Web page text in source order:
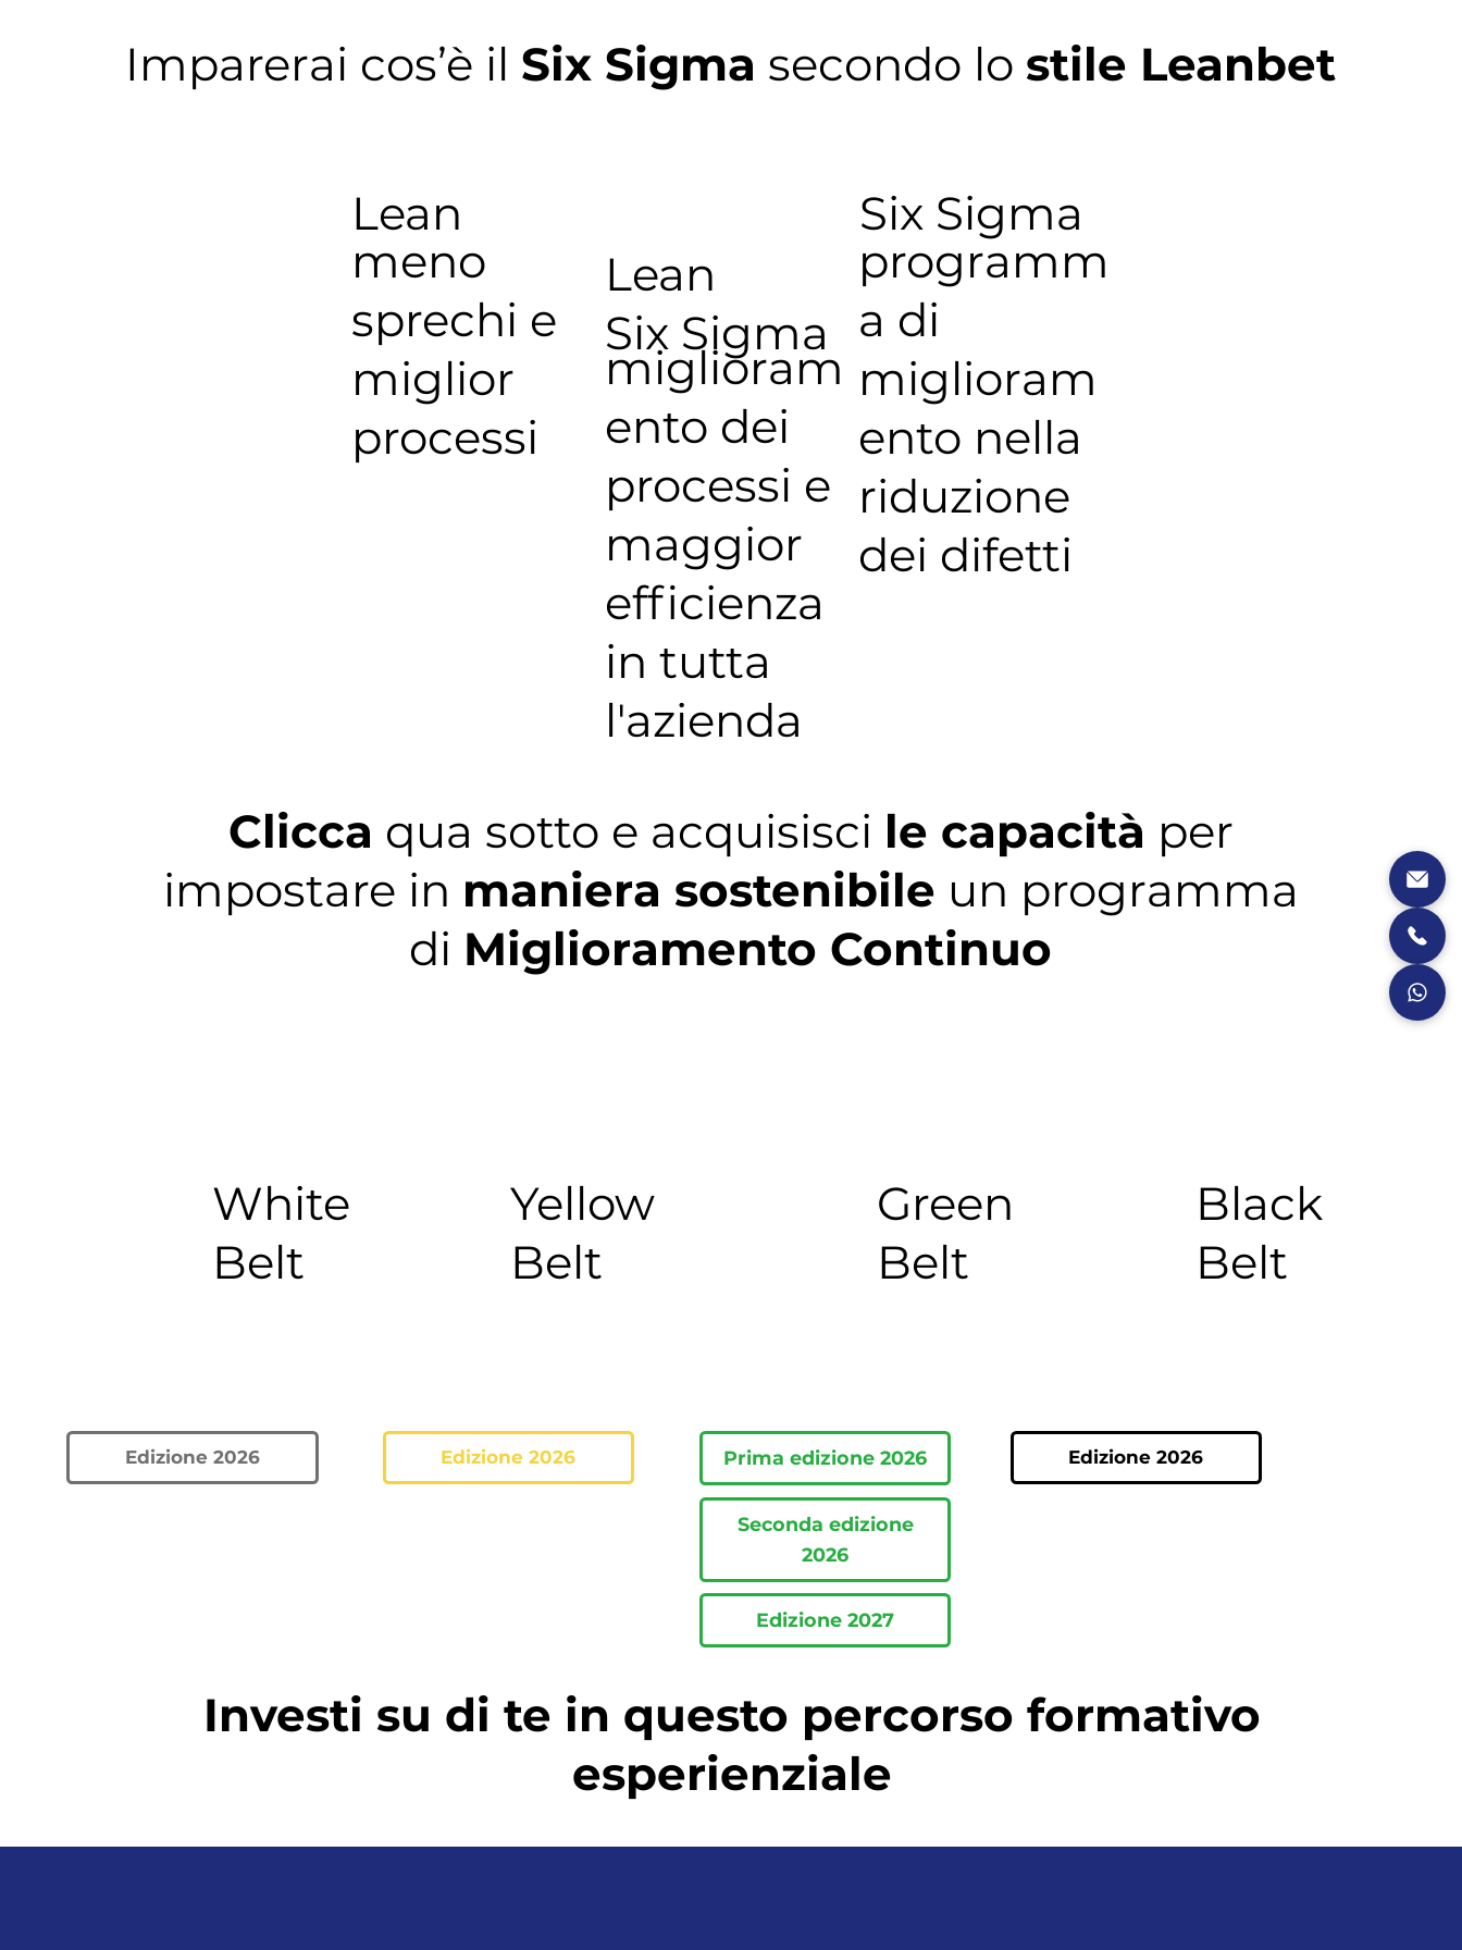
Imparerai cos’è il Six Sigma secondo lo stile Leanbet
Lean
Six Sigma
miglioram
ento dei
processi e
maggior
efficienza
in tutta
l'azienda
programm
a di
miglioram
ento nella
riduzione
dei difetti
Six Sigma
Lean
meno
sprechi e
miglior
processi
Clicca qua sotto e acquisisci le capacità per
impostare in maniera sostenibile un programma
di Miglioramento Continuo
Edizione 2026
White
Belt
Edizione 2026 Prima edizione 2026
Green
Belt
Black
Belt
Edizione 2026
Yellow
Belt
Seconda edizione
2026
Edizione 2027
Investi su di te in questo percorso formativo
esperienziale